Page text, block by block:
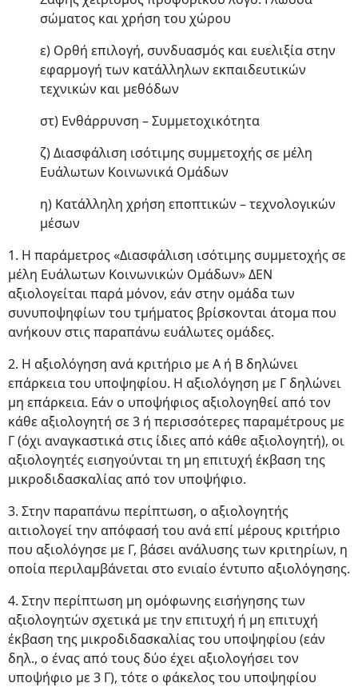
σώματος και χρήση του χώρου
ε) Ορθή επιλογή, συνδυασμός και ευελιξία στην
εφαρμογή των κατάλληλων εκπαιδευτικών
τεχνικών και μεθόδων
στ) Ενθάρρυνση – Συμμετοχικότητα
ζ) Διασφάλιση ισότιμης συμμετοχής σε μέλη
Ευάλωτων Κοινωνικά Ομάδων
η) Κατάλληλη χρήση εποπτικών – τεχνολογικών
μέσων
1. Η παράμετρος «Διασφάλιση ισότιμης συμμετοχής σε
μέλη Ευάλωτων Κοινωνικών Ομάδων» ΔΕΝ
αξιολογείται παρά μόνον, εάν στην ομάδα των
συνυποψηφίων του τμήματος βρίσκονται άτομα που
ανήκουν στις παραπάνω ευάλωτες ομάδες.
2. Η αξιολόγηση ανά κριτήριο με Α ή Β δηλώνει
επάρκεια του υποψηφίου. Η αξιολόγηση με Γ δηλώνει
μη επάρκεια. Εάν ο υποψήφιος αξιολογηθεί από τον
κάθε αξιολογητή σε 3 ή περισσότερες παραμέτρους με
Γ (όχι αναγκαστικά στις ίδιες από κάθε αξιολογητή), οι
αξιολογητές εισηγούνται τη μη επιτυχή έκβαση της
μικροδιδασκαλίας από τον υποψήφιο.
3. Στην παραπάνω περίπτωση, ο αξιολογητής
αιτιολογεί την απόφασή του ανά επί μέρους κριτήριο
που αξιολόγησε με Γ, βάσει ανάλυσης των κριτηρίων, η
οποία περιλαμβάνεται στο ενιαίο έντυπο αξιολόγησης.
4. Στην περίπτωση μη ομόφωνης εισήγησης των
αξιολογητών σχετικά με την επιτυχή ή μη επιτυχή
έκβαση της μικροδιδασκαλίας του υποψηφίου (εάν
δηλ., ο ένας από τους δύο έχει αξιολογήσει τον
υποψήφιο με 3 Γ), τότε ο φάκελος του υποψηφίου